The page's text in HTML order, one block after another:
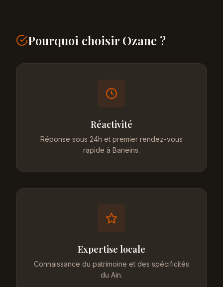
Pourquoi choisir Ozane ?
Réactivité
Réponse sous 24h et premier rendez-vous
rapide à Baneins.
Expertise locale
Connaissance du patrimoine et des spécificités
du Ain.